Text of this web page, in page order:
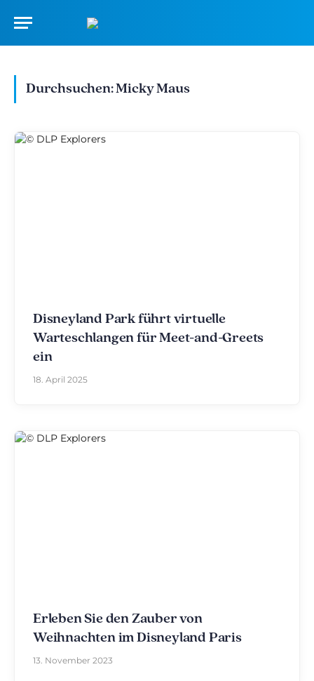
Durchsuchen:Micky Maus
Disneyland Park führt virtuelle
Warteschlangen für Meet-and-Greets
ein
18. April 2025
Erleben Sie den Zauber von
Weihnachten im Disneyland Paris
13. November 2023